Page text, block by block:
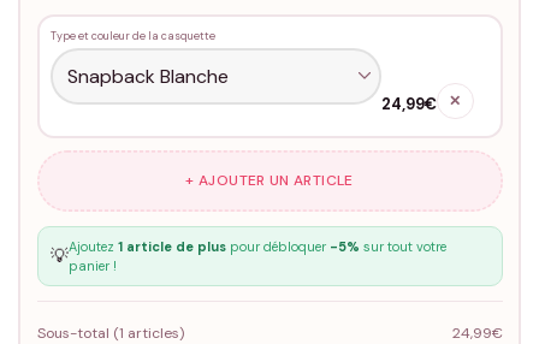
Type et couleur de la casquette
24,99€ ✕
+ AJOUTER UN ARTICLE
💡Ajoutez 1 article de pluspour débloquer -5% sur tout votre
panier !
Sous-total (1 articles) 24,99€